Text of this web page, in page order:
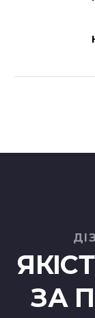
ЗА